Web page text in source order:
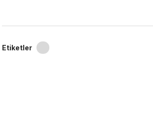
Etiketler